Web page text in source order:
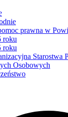
prawna w
roku
roku
Starostwa
Osobowych